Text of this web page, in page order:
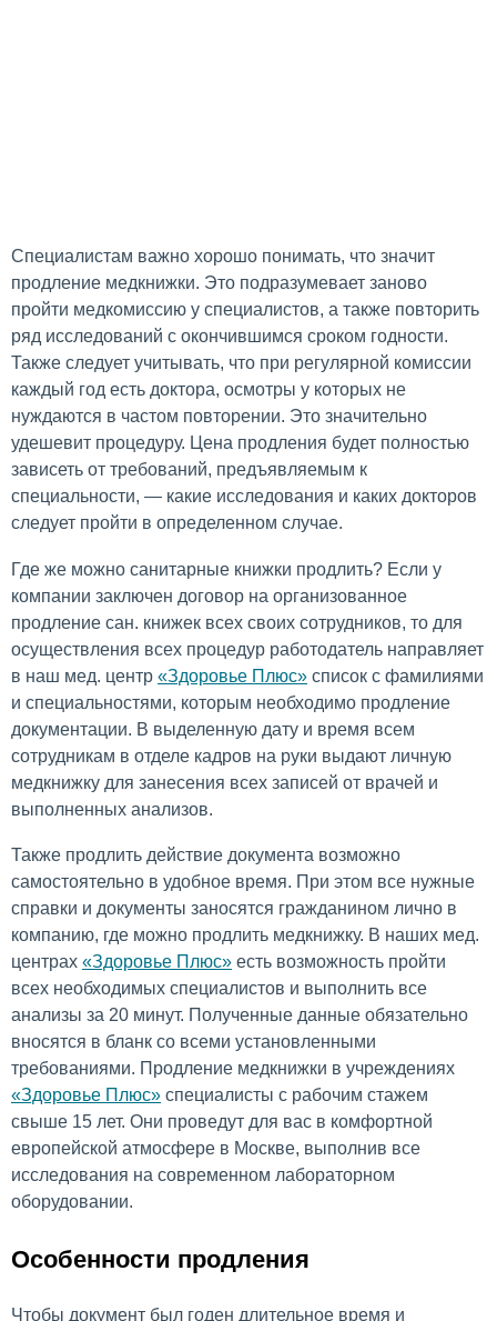
Специалистам важно хорошо понимать, что значит
продление медкнижки. Это подразумевает заново
пройти медкомиссию у специалистов, а также повторить
ряд исследований с окончившимся сроком годности.
Также следует учитывать, что при регулярной комиссии
каждый год есть доктора, осмотры у которых не
нуждаются в частом повторении. Это значительно
удешевит процедуру. Цена продления будет полностью
зависеть от требований, предъявляемым к
специальности, — какие исследования и каких докторов
следует пройти в определенном случае.
Где же можно санитарные книжки продлить? Если у
компании заключен договор на организованное
продление сан. книжек всех своих сотрудников, то для
осуществления всех процедур работодатель направляет
в наш мед. центр «Здоровье Плюс» список с фамилиями
и специальностями, которым необходимо продление
документации. В выделенную дату и время всем
сотрудникам в отделе кадров на руки выдают личную
медкнижку для занесения всех записей от врачей и
выполненных анализов.
Также продлить действие документа возможно
самостоятельно в удобное время. При этом все нужные
справки и документы заносятся гражданином лично в
компанию, где можно продлить медкнижку. В наших мед.
центрах «Здоровье Плюс» есть возможность пройти
всех необходимых специалистов и выполнить все
анализы за 20 минут. Полученные данные обязательно
вносятся в бланк со всеми установленными
требованиями. Продление медкнижки в учреждениях
«Здоровье Плюс» специалисты с рабочим стажем
свыше 15 лет. Они проведут для вас в комфортной
европейской атмосфере в Москве, выполнив все
исследования на современном лабораторном
оборудовании.
Особенности продления
Чтобы документ был годен длительное время и